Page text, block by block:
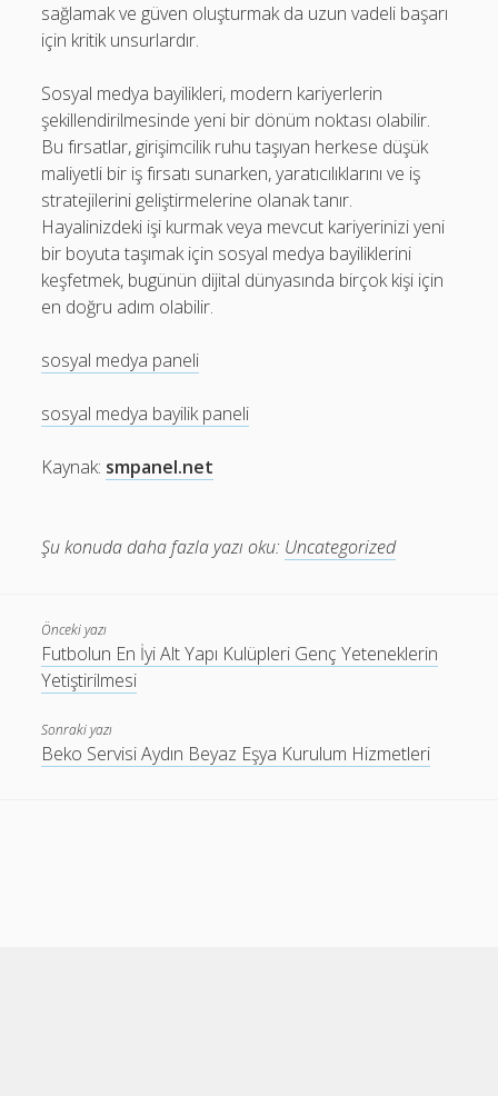
sağlamak ve güven oluşturmak da uzun vadeli başarı
için kritik unsurlardır.
Sosyal medya bayilikleri, modern kariyerlerin
şekillendirilmesinde yeni bir dönüm noktası olabilir.
Bu fırsatlar, girişimcilik ruhu taşıyan herkese düşük
maliyetli bir iş fırsatı sunarken, yaratıcılıklarını ve iş
stratejilerini geliştirmelerine olanak tanır.
Hayalinizdeki işi kurmak veya mevcut kariyerinizi yeni
bir boyuta taşımak için sosyal medya bayiliklerini
keşfetmek, bugünün dijital dünyasında birçok kişi için
en doğru adım olabilir.
sosyal medya paneli
sosyal medya bayilik paneli
Kaynak: smpanel.net
Şu konuda daha fazla yazı oku: Uncategorized
Önceki yazı
Futbolun En İyi Alt Yapı Kulüpleri Genç Yeteneklerin
Yetiştirilmesi
Sonraki yazı
Beko Servisi Aydın Beyaz Eşya Kurulum Hizmetleri